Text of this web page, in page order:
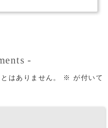
-
はありません。 ※ が付いて